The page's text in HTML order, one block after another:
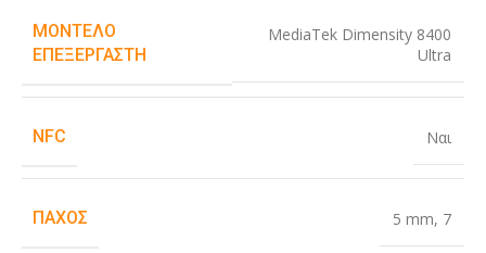
ΜΟΝΤΈΛΟ
ΕΠΕΞΕΡΓΑΣΤΉ
MediaTek Dimensity 8400
Ultra
NFC Ναι
ΠΆΧΟΣ 5 mm, 7